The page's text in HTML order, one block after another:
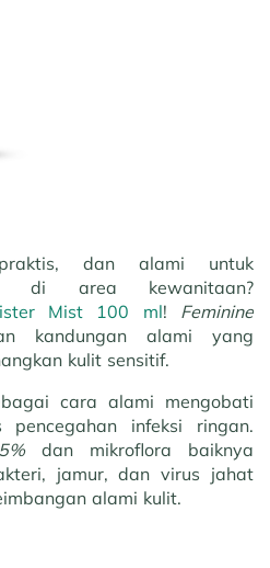
dan alami untuk
di area kewanitaan?
Mist 100 ml! Feminine
kandungan alami yang
kulit sensitif.
cara alami mengobati
infeksi ringan.
dan mikroflora baiknya
jamur, dan virus jahat
alami kulit.